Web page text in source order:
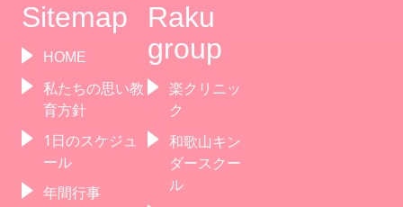
Sitemap
HOME
私たちの思い教
育方針
1日のスケジュ
ール
年間行事
Raku
group
楽クリニッ
ク
和歌山キン
ダースクー
ル